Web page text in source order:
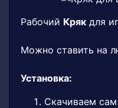
Рабочий Кряк для
Можно ставить на
Установка:
Скачиваем сам